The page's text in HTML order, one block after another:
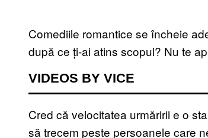
Comediile romantice se încheie
după ce ți-ai atins scopul? Nu te
VIDEOS BY VICE
Cred că velocitatea urmăririi e o
să trecem peste persoanele care